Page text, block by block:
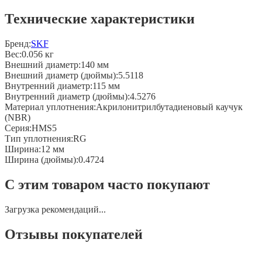
Технические характеристики
Бренд:SKF
Вес:0.056 кг
Внешний диаметр:140 мм
Внешний диаметр (дюймы):5.5118
Внутренний диаметр:115 мм
Внутренний диаметр (дюймы):4.5276
Материал уплотнения:Акрилонитрилбутадиеновый каучук
(NBR)
Серия:HMS5
Тип уплотнения:RG
Ширина:12 мм
Ширина (дюймы):0.4724
С этим товаром часто покупают
Загрузка рекомендаций...
Отзывы покупателей